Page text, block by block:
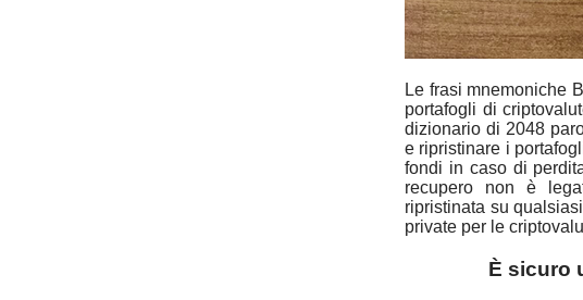
Le frasi mnemoniche
portafogli di
dizionario di 2048
e ripristinare i
fondi in caso di
recupero non è
ripristinata su
private per le
È sicuro